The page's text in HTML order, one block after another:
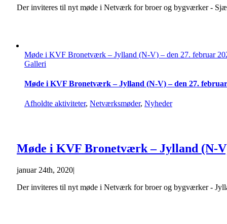
Der inviteres til nyt møde i Netværk for broer og bygværker -
Møde i KVF Bronetværk – Jylland (N-V) – den 27. februar
Galleri
Møde i KVF Bronetværk – Jylland (N-V) – den 27.
Afholdte aktiviteter, Netværksmøder, Nyheder
Møde i KVF Bronetværk – Jylland (N-
januar 24th, 2020|
Der inviteres til nyt møde i Netværk for broer og bygværker -